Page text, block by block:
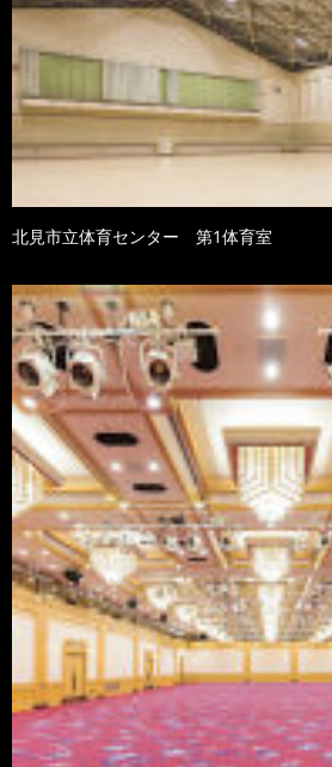
北見市立体育センター 第1体育室